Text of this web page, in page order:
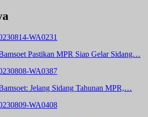
Pastikan MPR Siap Gelar Sidang…
Jelang Sidang Tahunan MPR,…